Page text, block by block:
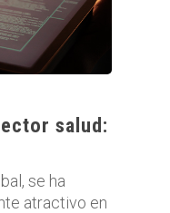
salud:
se ha
atractivo en